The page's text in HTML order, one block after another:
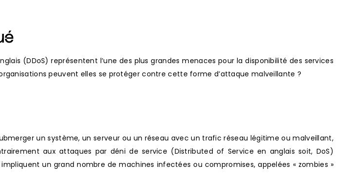
(DDoS) représentent l’une des plus grandes menaces pour la disponibilité des services
peuvent elles se protéger contre cette forme d’attaque malveillante ?
un système, un serveur ou un réseau avec un trafic réseau légitime ou malveillant,
aux attaques par déni de service (Distributed of Service en anglais soit, DoS)
un grand nombre de machines infectées ou compromises, appelées « zombies »